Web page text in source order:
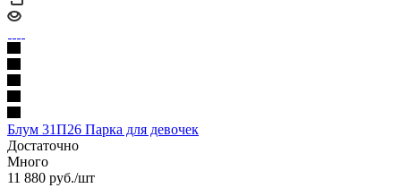
Блум 31П26 Парка для девочек
Достаточно
Много
11 880 руб./шт